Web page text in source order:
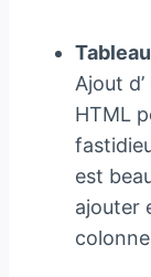
Tableau
Ajout
HTML
est
ajouter